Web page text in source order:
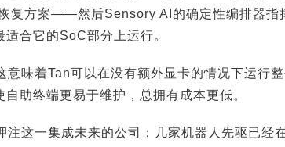
复方案——然后Sensory AI的确定性编排器指
合它的SoC部分上运行。
意味着Tan可以在没有额外显卡的情况下运行
助终端更易于维护，总拥有成本更低。
注这一集成未来的公司；几家机器人先驱已经